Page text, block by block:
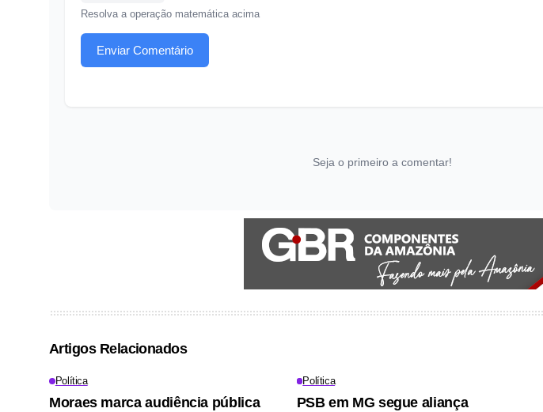
Resolva a operação matemática acima
Enviar Comentário
Seja o primeiro a comentar!
Artigos Relacionados
Política
Moraes marca audiência pública
Política
PSB em MG segue aliança